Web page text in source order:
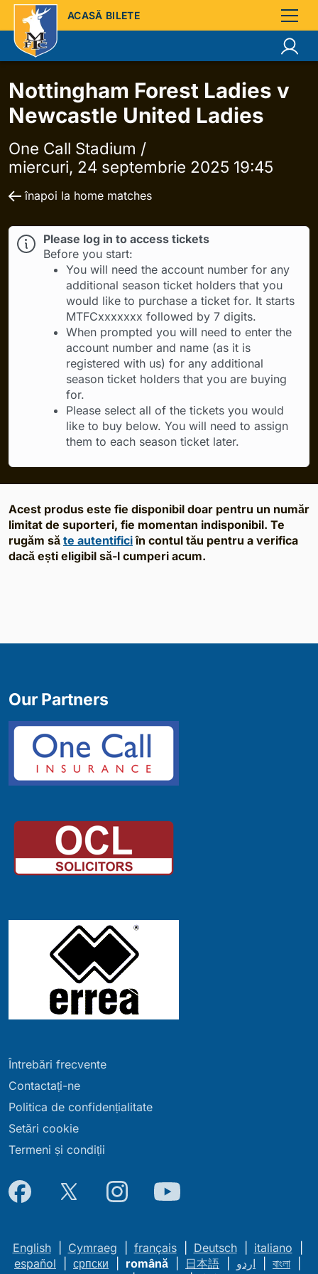
ACASĂ BILETE
Nottingham Forest Ladies v
Newcastle United Ladies
One Call Stadium /
miercuri, 24 septembrie 2025 19:45
înapoi la home matches
Please log in to access tickets
Before you start:
You will need the account number for any
additional season ticket holders that you
would like to purchase a ticket for. It starts
MTFCxxxxxxx followed by 7 digits.
When prompted you will need to enter the
account number and name (as it is
registered with us) for any additional
season ticket holders that you are buying
for.
Please select all of the tickets you would
like to buy below. You will need to assign
them to each season ticket later.
Acest produs este fie disponibil doar pentru un număr
limitat de suporteri, fie momentan indisponibil. Te
rugăm să te autentificiîn contul tău pentru a verifica
dacă ești eligibil să-l cumperi acum.
Întrebări frecvente
Contactați-ne
Politica de confidențialitate
Setări cookie
Termeni și condiții
Our Partners
English| Cymraeg français| Deutsch| italiano
español
српски română 日本語 اردو বাংলা